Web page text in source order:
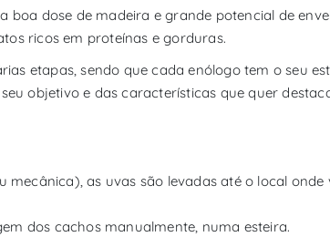
boa dose de madeira e grande potencial de
ricos em proteínas e gorduras.
etapas, sendo que cada enólogo tem o seu
objetivo e das características que quer
as uvas são levadas até o local onde
dos cachos manualmente, numa esteira.